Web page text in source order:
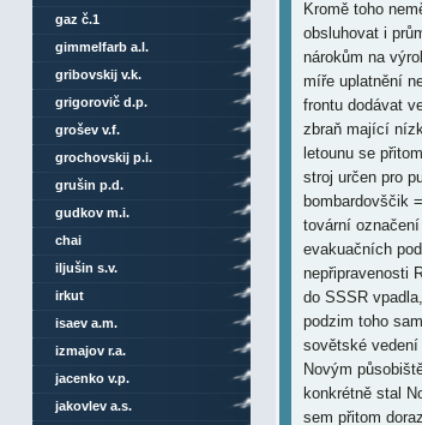
gaz č.1
gimmelfarb a.l.
gribovskij v.k.
grigorovič d.p.
grošev v.f.
grochovskij p.i.
grušin p.d.
gudkov m.i.
chai
iljušin s.v.
irkut
isaev a.m.
izmajov r.a.
jacenko v.p.
jakovlev a.s.